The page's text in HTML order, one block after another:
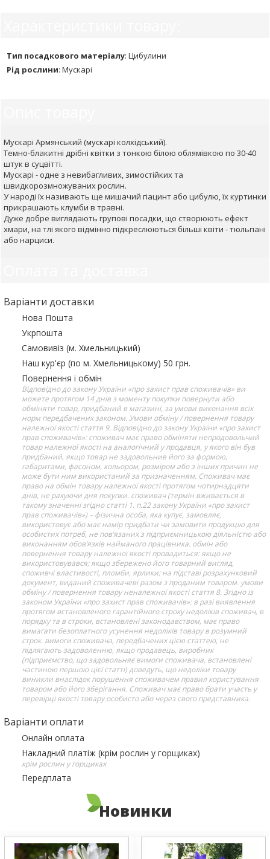
Тип посадкового матеріалу: Цибулини
Рід рослини: Мускарі
Мускарі Армянський (мускарі колхідський).
Темно-блакитні дрібні квітки з тонкою білою облямівкою по 30-40
штук в суцвітті.
Мускарі - одне з невибагливих, зимостійких та
швидкорозмножуваних рослин.
У народі їх називають ще мишачий гіацинт або цибулю, їх куртинки
прикрашають клумби в травні.
Дуже добре виглядають групові посадки, що створюють ефект
хмари, на тлі якого відмінно підкреслюються більші квіти - тюльпані
або нарциси.
Варіанти доставки
Нова Пошта
Укрпошта
Самовивіз (м. Хмельницький)
Наш кур'єр (по м. Хмельницькому) 50 грн.
Повернення і обмін
Відповідно до закону України «про захист прав споживачів» ви
можете протягом 14 днів з моменту покупки повернути або
обміняти товар, придбаний в магазині, за умови виконання всіх
норм передбачених законом. Умови обміну / повернення товару
належної якості стаття 9. Відповідно до закону України «про захист
прав споживачів»: споживач має право обміняти непродовольчий
товар належної якості на аналогічний у продавця, у якого він був
придбаний, якщо товар не задовольнив його за формою,
габаритами, фасоном, кольором, розміром або з інших причин не
може бути ним використаний за призначенням. Споживач має
право на обмін товару належної якості протягом чотирнадцяти
днів, не рахуючи дня покупки. споживач (термін вживається в
такому значенні згідно статті 1. п.22 закону України «про захист
прав споживачів») – фізична особа, яка купує, замовляє,
використовує або має намір придбати чи замовити продукцію для
особистих потреб, не пов’язаних з підприємницькою діяльністю або
виконанням обов’язків найманого працівника. обмін або
повернення товару належної якості провадиться: якщо не
використовувався; якщо збережено його товарний вигляд,
споживчі властивості, пломби, ярлики; на підставі розрахунковий
документ, виданий споживачеві разом з проданим товаром. умови
обміну / повернення товару неналежної якості стаття 8. Згідно із
законом України «про захист прав споживачів»: в разі виявлення
протягом встановленого гарантійного строку недоліків споживач, в
порядку та в строки, встановлені законодавством, має право
вимагати безоплатного усунення недоліків товару в розумний
строк. вимоги споживача, передбачених цією статтею, не
підлягають задоволенню, якщо продавець, виробник
(підприємство, що задовольняє вимоги споживача, встановлені
частиною першою цієї статті) доведуть, що недоліки товару
виникли внаслідок порушення споживачем правил користування
товаром або його зберігання. Споживач має право брати участь у
перевірці якості товару особисто або через свого представника.
Варіанти оплати
Онлайн оплата
Накладний платіж (крім рослин у горщиках)
крім рослин у горщиках
Передплата
Новинки